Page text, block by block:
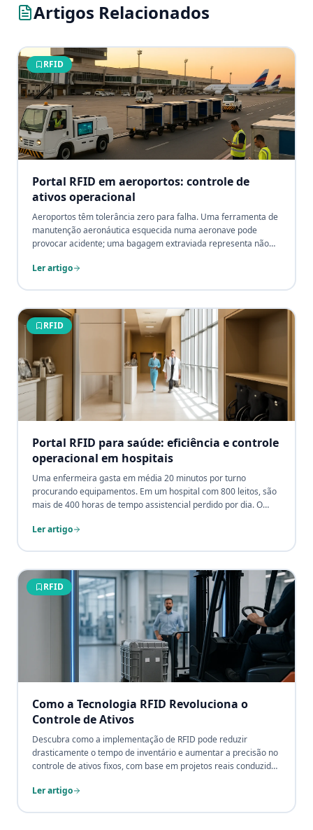
Artigos Relacionados
RFID
Portal RFID em aeroportos: controle de
ativos operacional
Aeroportos têm tolerância zero para falha. Uma ferramenta de
manutenção aeronáutica esquecida numa aeronave pode
provocar acidente; uma bagagem extraviada representa não
passageiro. O Portal RFID transforma a visibilidade operacional
Ler artigo
RFID
Portal RFID para saúde: eficiência e controle
operacional em hospitais
Uma enfermeira gasta em média 20 minutos por turno
procurando equipamentos. Em um hospital com 800 leitos, são
mais de 400 horas de tempo assistencial perdido por dia. O
de medicamentos de alto custo, os prontuários extraviados e a
Ler artigo
RFID
Como a Tecnologia RFID Revoluciona o
Controle de Ativos
Descubra como a implementação de RFID pode reduzir
drasticamente o tempo de inventário e aumentar a precisão no
controle de ativos fixos, com base em projetos reais conduzidos
Ler artigo